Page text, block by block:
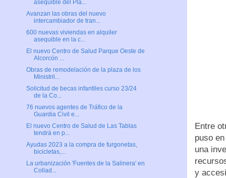
Entre
puso
una
y
asequible del Pla...
Avanzan las obras del nuevo
intercambiador de tran...
600 nuevas viviendas en alquiler
asequible en la c...
El nuevo Centro de Salud Parque Oeste de
Alcorcón ...
Obras de remodelación de la plaza de los
Ministril...
Solicitud de becas infantiles curso 23/24
de la Co...
76 nuevos agentes de Tráfico de la
Guardia Civil e...
El nuevo Centro de Salud de Las Tablas
tendrá en p...
Ayudas 2023 a la compra de furgonetas,
bicicletas,...
La urbanización 'Fuentes de la Salinera' en
Collad...